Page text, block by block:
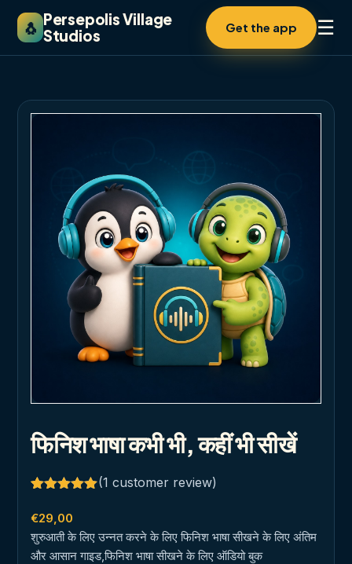
🐧 Persepolis Village
Studios
Get the app ☰
फिनिश भाषा कभी भी, कहीं भी सीखें
out of 5
based on
customer
rating
(1 customer review)
€29,00
शुरुआती के लिए उन्नत करने के लिए फिनिश भाषा सीखने के लिए अंतिम
और आसान गाइड,फिनिश भाषा सीखने के लिए ऑडियो बुक